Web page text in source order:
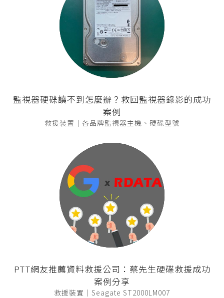
監視器硬碟讀不到怎麼辦？救回監視器錄影的成功
案例
救援裝置｜各品牌監視器主機、硬碟型號
PTT網友推薦資料救援公司：蔡先生硬碟救援成功
案例分享
救援裝置｜Seagate ST2000LM007